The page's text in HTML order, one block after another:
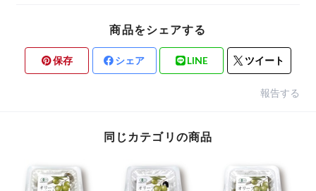
商品をシェアする
保存 シェア LINE ツイート
報告する
同じカテゴリの商品